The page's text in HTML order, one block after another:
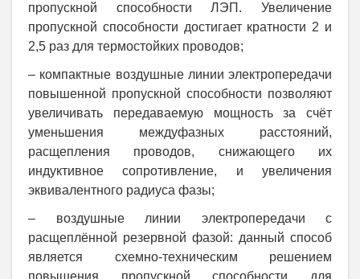
пропускной способности ЛЭП. Увеличение
пропускной способности достигает кратности 2 и
2,5 раз для термостойких проводов;
– компактные воздушные линии электропередачи
повышенной пропускной способности позволяют
увеличивать передаваемую мощность за счёт
уменьшения междуфазных расстояний,
расщепления проводов, снижающего их
индуктивное сопротивление, и увеличения
эквивалентного радиуса фазы;
– воздушные линии электропередачи с
расщеплённой резервной фазой: данный способ
является схемно-техническим решением
повышения пропускной способности для